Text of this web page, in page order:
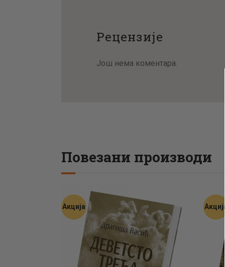
Рецензије
Још нема коментара.
Повезани производи
Акција Акција